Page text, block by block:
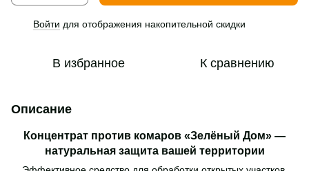
Войти для отображения накопительной скидки
В избранное К сравнению
Описание
Концентрат против комаров «Зелёный Дом» —
натуральная защита вашей территории